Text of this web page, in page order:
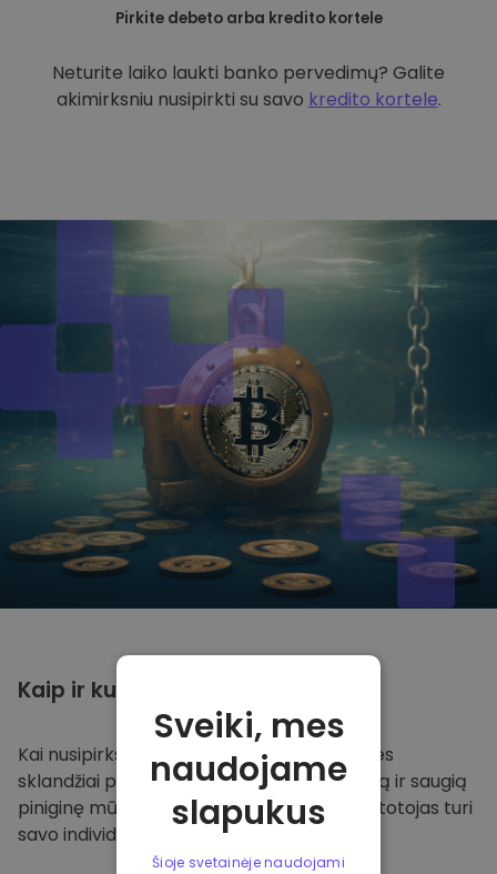
Pirkite debeto arba kredito kortele
Neturite laiko laukti banko pervedimų? Galite
akimirksniu nusipirkti su savo kredito kortele.
Kaip ir kur
Kai nusipirksite Kriptomat platformoje
, mes
sklandžiai pervesime valiutą į jūsų specialią ir saugią
piniginę mūsų platformoje. Kiekvienas vartotojas turi
savo individualią piniginę.
Sveiki, mes
naudojame
slapukus
Šioje svetainėje naudojami